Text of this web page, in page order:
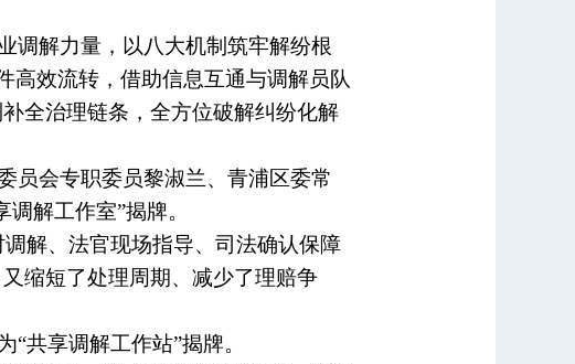
调解力量，以八大机制筑牢解纷根
高效流转，借助信息互通与调解员队
全治理链条，全方位破解纠纷化解
员会专职委员黎淑兰、青浦区委常
解工作室”揭牌。
解、法官现场指导、司法确认保障
缩短了处理周期、减少了理赔争
共享调解工作站”揭牌。